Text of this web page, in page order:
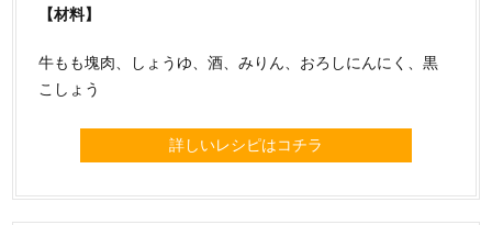
【材料】
牛もも塊肉、しょうゆ、酒、みりん、おろしにんにく、黒
こしょう
詳しいレシピはコチラ